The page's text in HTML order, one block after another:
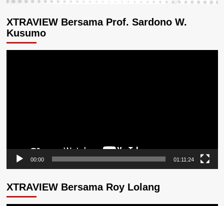
XTRAVIEW Bersama Prof. Sardono W.
Kusumo
00:00 01:11:24
XTRAVIEW Bersama Roy Lolang